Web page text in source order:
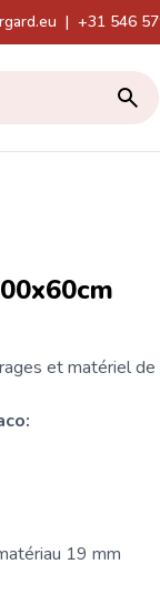
| +31 546
et matériel
19 mm